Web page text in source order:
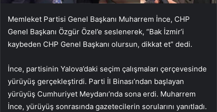
Memleket Partisi Genel Başkanı Muharrem İnce, CHP
Genel Başkanı Özgür Özel’e seslenerek, “Bak İzmir’i
kaybeden CHP Genel Başkanı olursun, dikkat et” dedi.
İnce, partisinin Yalova’daki seçim çalışmaları çerçevesinde
yürüyüş gerçekleştirdi. Parti İl Binası’ndan başlayan
yürüyüş Cumhuriyet Meydanı’nda sona erdi. Muharrem
İnce, yürüyüş sonrasında gazetecilerin sorularını yanıtladı.